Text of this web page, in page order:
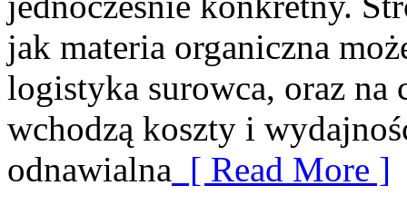
jak materia organiczna
logistyka surowca, oraz na
wchodzą koszty i
odnawialna [ Read More ]